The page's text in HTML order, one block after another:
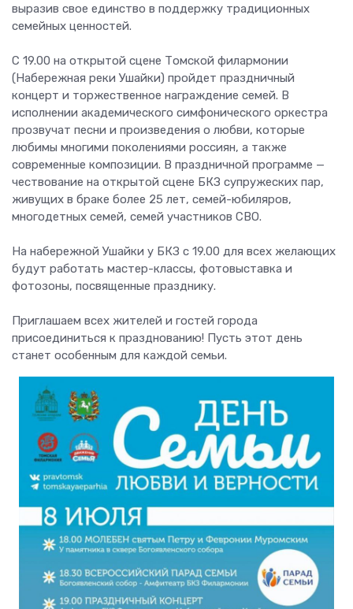
выразив свое единство в поддержку традиционных
семейных ценностей.
С 19.00 на открытой сцене Томской филармонии
(Набережная реки Ушайки) пройдет праздничный
концерт и торжественное награждение семей. В
исполнении академического симфонического оркестра
прозвучат песни и произведения о любви, которые
любимы многими поколениями россиян, а также
современные композиции. В праздничной программе —
чествование на открытой сцене БКЗ супружеских пар,
живущих в браке более 25 лет, семей-юбиляров,
многодетных семей, семей участников СВО.
На набережной Ушайки у БКЗ с 19.00 для всех желающих
будут работать мастер-классы, фотовыставка и
фотозоны, посвященные празднику.
Приглашаем всех жителей и гостей города
присоединиться к празднованию! Пусть этот день
станет особенным для каждой семьи.